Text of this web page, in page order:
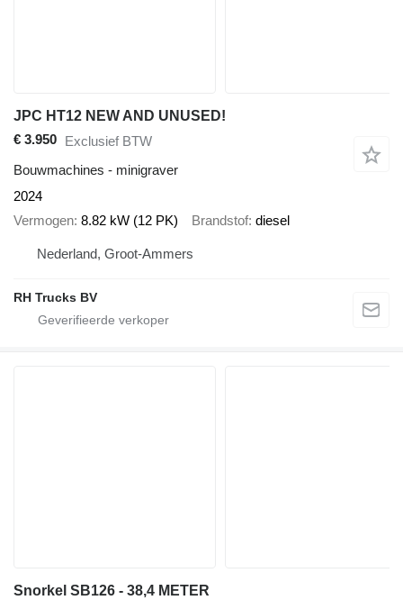
JPC HT12 NEW AND UNUSED!
€ 3.950 Exclusief BTW
Bouwmachines - minigraver
2024
Vermogen 8.82 kW (12 PK) Brandstof diesel
Nederland, Groot-Ammers
RH Trucks BV
Snorkel SB126 - 38,4 METER